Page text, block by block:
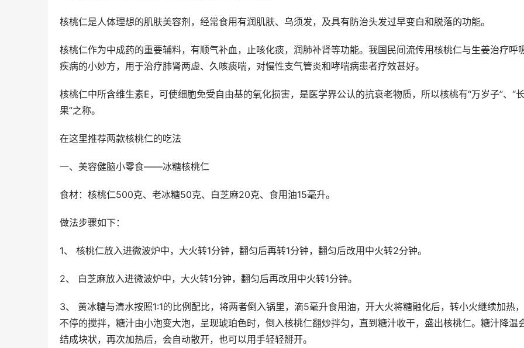
核桃仁是人体理想的肌肤美容剂，经常食用有润肌肤、乌须发，及具有防治头发过早变白和脱落的功能。
核桃仁作为中成药的重要辅料，有顺气补血，止咳化痰，润肺补肾等功能。我国民间流传用核桃仁与生姜治疗呼
疾病的小妙方，用于治疗肺肾两虚、久咳痰喘，对慢性支气管炎和哮喘病患者疗效甚好。
核桃仁中所含维生素E，可使细胞免受自由基的氧化损害，是医学界公认的抗衰老物质，所以核桃有“万岁子”、“
果”之称。
在这里推荐两款核桃仁的吃法
一、美容健脑小零食——冰糖核桃仁
食材：核桃仁500克、老冰糖50克、白芝麻20克、食用油15毫升。
做法步骤如下：
1、 核桃仁放入进微波炉中，大火转1分钟，翻匀后再转1分钟，翻匀后改用中火转2分钟。
2、 白芝麻放入进微波炉中，大火转1分钟，翻匀后再改用中火转1分钟。
3、 黄冰糖与清水按照1:1的比例配比，将两者倒入锅里，滴5毫升食用油，开大火将糖融化后，转小火继续加热
不停的搅拌，糖汁由小泡变大泡，呈现琥珀色时，倒入核桃仁翻炒拌匀，直到糖汁收干，盛出核桃仁。糖汁降温
结成块状，再次加热后，会自动散开，也可以用手轻轻掰开。